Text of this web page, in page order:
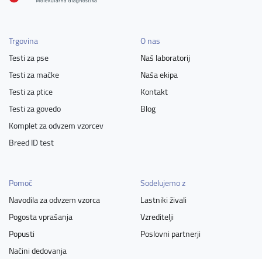
Trgovina
Testi za pse
Testi za mačke
Testi za ptice
Testi za govedo
Komplet za odvzem vzorcev
Breed ID test
O nas
Naš laboratorij
Naša ekipa
Kontakt
Blog
Pomoč
Navodila za odvzem vzorca
Pogosta vprašanja
Popusti
Načini dedovanja
Sodelujemo z
Lastniki živali
Vzreditelji
Poslovni partnerji